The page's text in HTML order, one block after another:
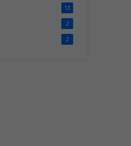
13
2
2